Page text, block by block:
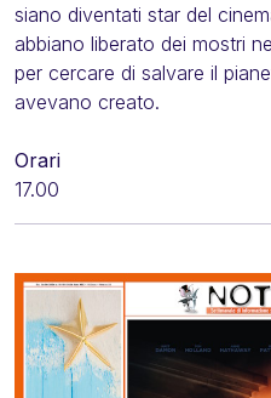
siano diventati star del
abbiano liberato dei mostri
per cercare di salvare il
avevano creato.
Orari
17.00